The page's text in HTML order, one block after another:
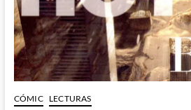
YMZ
CÓMIC LECTURAS